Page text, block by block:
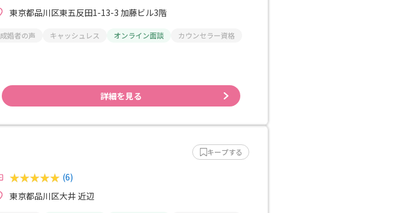
東京都品川区東五反田1-13-3 加藤ビル3階
成婚者の声 キャッシュレス オンライン面談 カウンセラー資格
詳細を見る
キープする
(6)
東京都品川区大井 近辺